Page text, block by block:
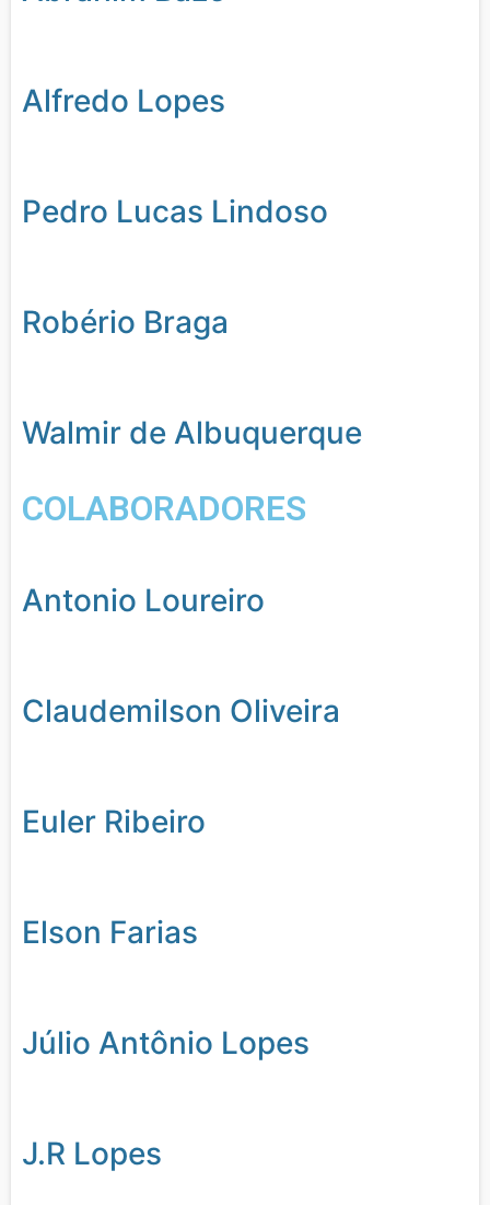
Alfredo Lopes
Pedro Lucas Lindoso
Robério Braga
Walmir de Albuquerque
COLABORADORES
Antonio Loureiro
Claudemilson Oliveira
Euler Ribeiro
Elson Farias
Júlio Antônio Lopes
J.R Lopes